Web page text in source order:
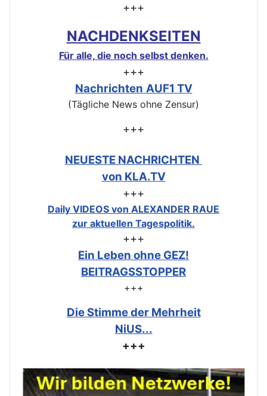
+++
NACHDENKSEITEN
Für alle, die noch selbst denken.
+++
Nachrichten AUF1 TV
(Tägliche News ohne Zensur)
+++
NEUESTE NACHRICHTEN
von KLA.TV
+++
Daily VIDEOS von ALEXANDER RAUE
zur aktuellen Tagespolitik.
+++
Ein Leben ohne GEZ!
BEITRAGSSTOPPER
+++
Die Stimme der Mehrheit
NiUS...
+++